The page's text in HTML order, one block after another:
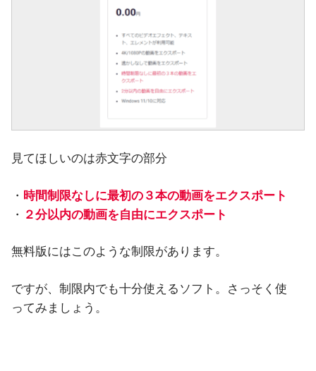
見てほしいのは赤文字の部分
・ 時間制限なしに最初の３本の動画をエクスポート
・ ２分以内の動画を自由にエクスポート
無料版にはこのような制限があります。
ですが、制限内でも十分使えるソフト。さっそく使
ってみましょう。